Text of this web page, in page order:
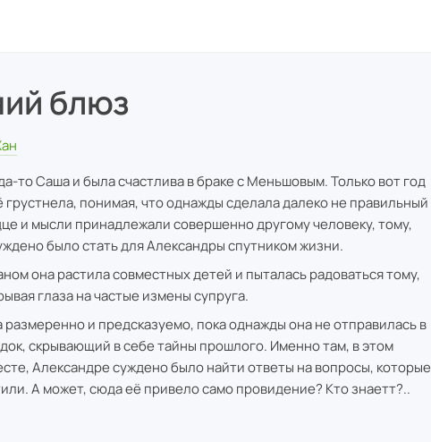
блюз
то Саша и была счастлива в браке с Меньшовым. Только вот год
грустнела, понимая, что однажды сделала далеко не правильный
и мысли принадлежали совершенно другому человеку, тому,
было стать для Александры спутником жизни.
она растила совместных детей и пыталась радоваться тому,
глаза на частые измены супруга.
размеренно и предсказуемо, пока однажды она не отправилась в
скрывающий в себе тайны прошлого. Именно там, в этом
Александре суждено было найти ответы на вопросы, которые
А может, сюда её привело само провидение? Кто знаетт?..